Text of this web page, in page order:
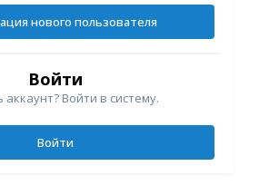
нового пользователя
Войти
аккаунт? Войти в систему.
Войти